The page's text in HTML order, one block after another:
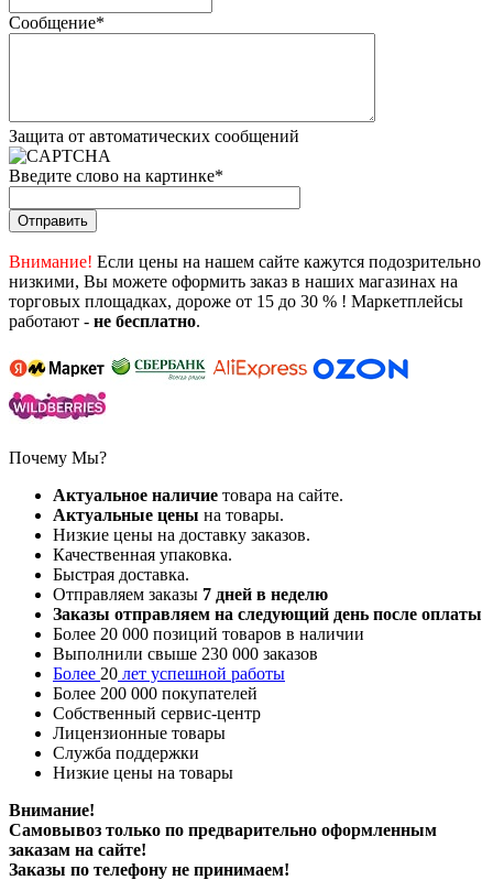
Сообщение*
Защита от автоматических сообщений
Введите слово на картинке*
Внимание! Если цены на нашем сайте кажутся подозрительно
низкими, Вы можете оформить заказ в наших магазинах на
торговых площадках, дороже от 15 до 30 % ! Маркетплейсы
работают - не бесплатно.
Почему Мы?
Актуальное наличие товара на сайте.
Актуальные цены на товары.
Низкие цены на доставку заказов.
Качественная упаковка.
Быстрая доставка.
Отправляем заказы 7 дней в неделю
Заказы отправляем на следующий день после оплаты
Более 20 000 позиций товаров в наличии
Выполнили свыше 230 000 заказов
Более 20 лет успешной работы
Более 200 000 покупателей
Собственный сервис-центр
Лицензионные товары
Служба поддержки
Низкие цены на товары
Внимание!
Самовывоз только по предварительно оформленным
заказам на сайте!
Заказы по телефону не принимаем!